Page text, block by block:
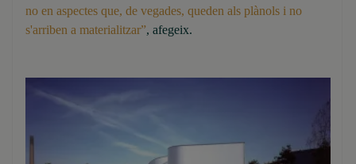
no en aspectes que, de vegades, queden als plànols i no
s'arriben a materialitzar”, afegeix.